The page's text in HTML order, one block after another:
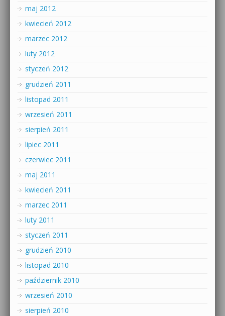
maj 2012
kwiecień 2012
marzec 2012
luty 2012
styczeń 2012
grudzień 2011
listopad 2011
wrzesień 2011
sierpień 2011
lipiec 2011
czerwiec 2011
maj 2011
kwiecień 2011
marzec 2011
luty 2011
styczeń 2011
grudzień 2010
listopad 2010
październik 2010
wrzesień 2010
sierpień 2010